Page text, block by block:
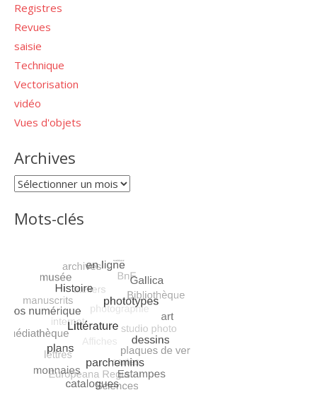
Registres
Revues
saisie
Technique
Vectorisation
vidéo
Vues d'objets
Archives
Archives
Mots-clés